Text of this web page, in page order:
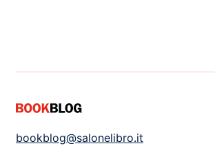
bookblog@salonelibro.it